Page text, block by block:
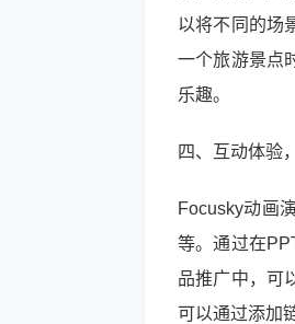
以将不同的场
一个旅游景点
乐趣。
四、互动体验
Focusky动画
等。通过在
品推广中，可
可以通过添加